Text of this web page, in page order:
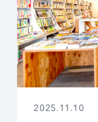
2025.11.10